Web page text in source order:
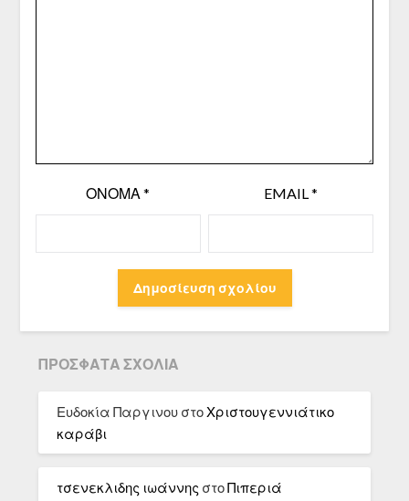
ΌΝΟΜΑ* EMAIL*
ΠΡΌΣΦΑΤΑ ΣΧΌΛΙΑ
Ευδοκία Παργινου στοΧριστουγεννιάτικο
καράβι
τσενεκλιδης ιωάννης στοΠιπεριά